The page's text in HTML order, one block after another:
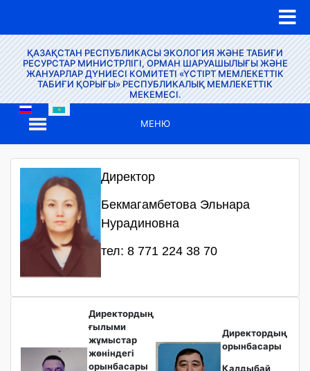
ҚАЗАҚСТАН РЕСПУБЛИКАСЫ ЭКОЛОГИЯ ЖӘНЕ ТАБИҒИ
РЕСУРСТАР МИНИСТРЛІГІ, ОРМАН ШАРУАШЫЛЫҒЫ ЖӘНЕ
ЖАНУАРЛАР ДҮНИЕСІ КОМИТЕТІ «ҮСТІРТ МЕМЛЕКЕТТІК
ТАБИҒИ ҚОРЫҒЫ» РЕСПУБЛИКАЛЫҚ МЕМЛЕКЕТТІК
МЕКЕМЕСІ.
МЕНЮ
Директор
Бекмагамбетова Эльнара
Нурадиновна
тел: 8 771 224 38 70
Директордың
ғылыми
жұмыстар
жөніндегі
орынбасары
Директордың
орынбасары
Қалдыбай